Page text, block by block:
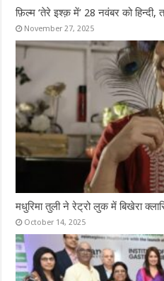
फ़िल्म ‘तेरे इश्क़ में’ 28 नवंबर को
November 27, 2025
मधुरिमा तुली ने रेट्रो लुक में बिखेरा
October 14, 2025